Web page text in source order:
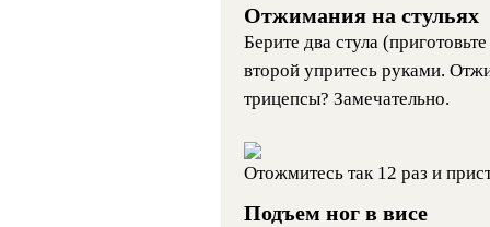
Отжимания на стульях
Берите два стула
второй упритесь руками.
трицепсы? Замечательно.
Отожмитесь так 12 раз и
Подъем ног в висе